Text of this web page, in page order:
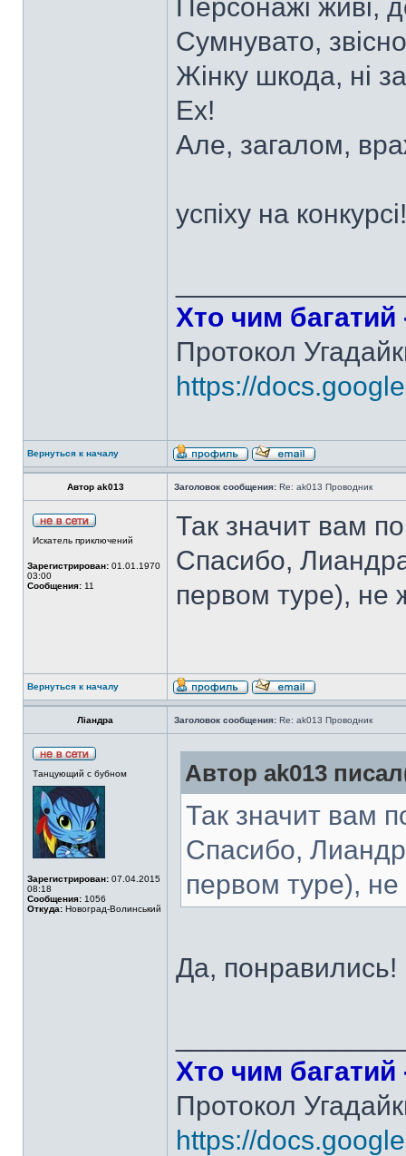
Персонажі живі,
Сумнувато,
Жінку шкода, ні
Ех!
Але, загалом,
успіху на конкурсі!
Хто чим багатий
Протокол
https://
Вернуться к началу
Автор ak013 Заголовок сообщения: Re: ak013 Проводник
Искатель приключений
Зарегистрирован: 01.01.1970
03:00
Сообщения: 11
Так значит вам
Спасибо,
первом туре), не
Вернуться к началу
Ліандра Заголовок сообщения: Re: ak013 Проводник
Танцующий с бубном
Зарегистрирован: 07.04.2015
08:18
Сообщения: 1056
Откуда: Новоград-Волинський
Автор ak013
Так значит вам
Спасибо,
первом туре),
Да,
Хто чим багатий
Протокол
https://